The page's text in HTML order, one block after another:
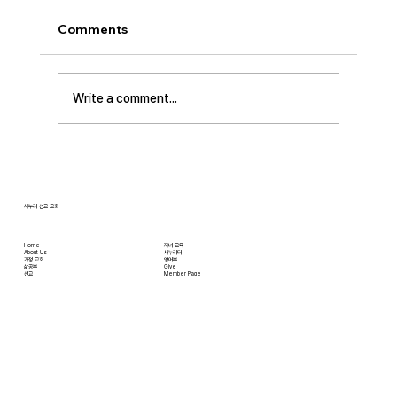
사랑하는 성도 여러분! 하나님께서 가장 싫어하
시는 것이 무엇일가요? 모두가 아시는 대로 바로
교만입니다. 이번 새벽기도 본문인 에스겔에서도
교만으로 인해 하나님의 거룩한 진노가 애굽과
Comments
Write a comment...
Home
About Us
​가정 교회
​삶공부
​선교
자녀 교육
새누리터
영어부
Give
Member Page
새누리 선교 교회